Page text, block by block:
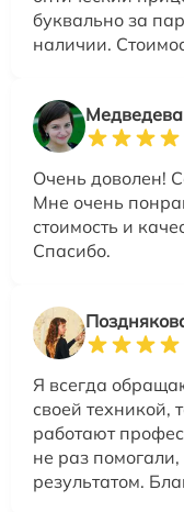
буквально за
наличии.
Очень доволен!
Мне очень
стоимость и
Спасибо.
Я всегда
своей техникой,
работают
не раз помогали,
результатом.